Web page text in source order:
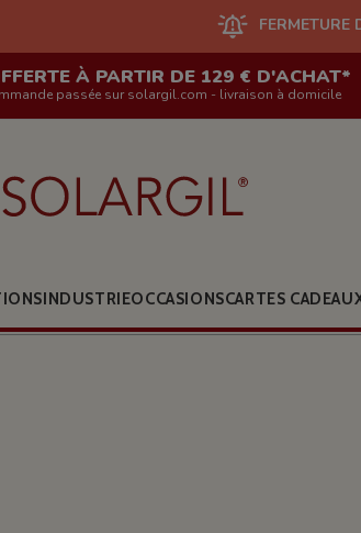
FERMETURE DU SITE EN
À PARTIR DE 129 € D'ACHAT*
passée sur solargil.com - livraison à domicile
INDUSTRIEOCCASIONSCARTES